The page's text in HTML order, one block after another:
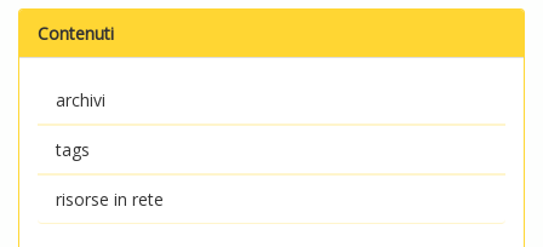
Contenuti
archivi
tags
risorse in rete